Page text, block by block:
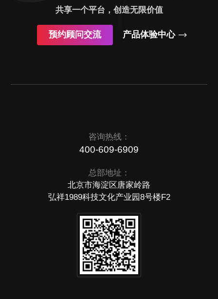
共享一个平台，创造无限价值
预约顾问交流 产品体验中心
咨询热线：
400-609-6909
总部地址：
北京市海淀区唐家岭路
弘祥1989科技文化产业园8号楼F2